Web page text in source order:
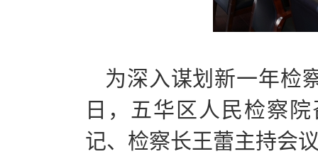
为深入谋划新一年检
日，五华区人民检察
记、检察长王蕾主持会